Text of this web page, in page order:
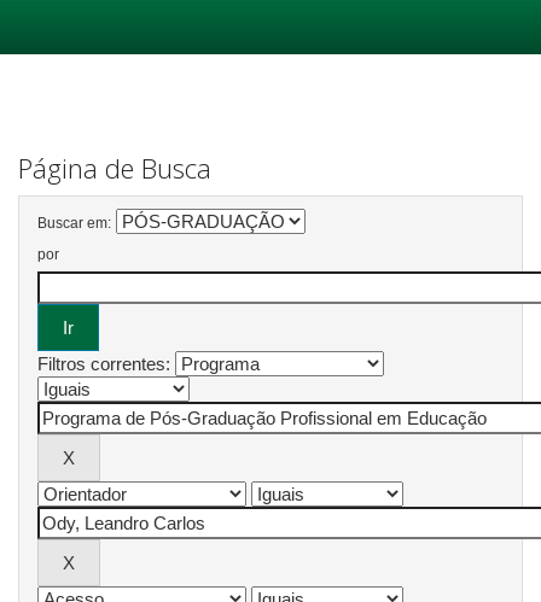
Página de Busca
Buscar em:
por
Filtros correntes: